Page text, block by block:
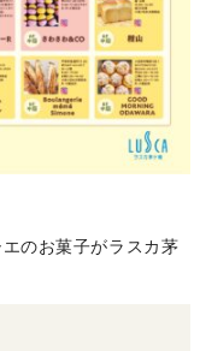
のお菓子がラスカ茅